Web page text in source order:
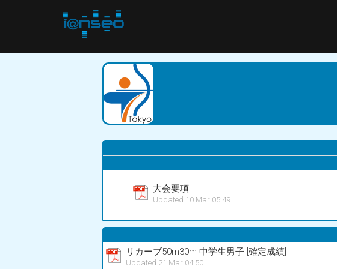
大会要項
Updated 10 Mar 05:49
リカーブ50m30m 中学生男子 [確定成績]
Updated 21 Mar 04:50